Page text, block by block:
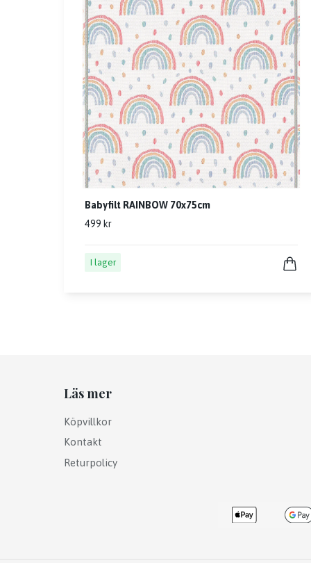
Babyfilt RAINBOW 70x75cm
499 kr
I lager
Läs mer
Köpvillkor
Kontakt
Returpolicy